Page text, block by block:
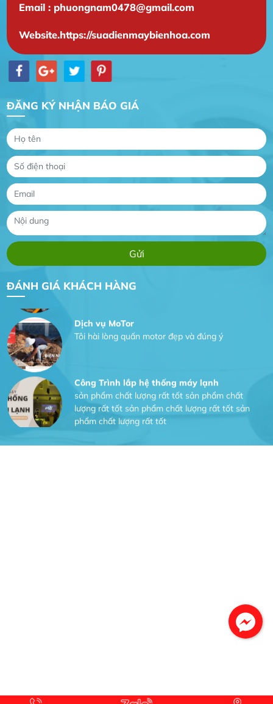
Email : phuongnam0478@gmail.com
Website.https://suadienmaybienhoa.com
ĐĂNG KÝ NHẬN BÁO GIÁ
ĐÁNH GIÁ KHÁCH HÀNG
Gia Đình chúng tôi rất hài lòng dịch vụ tại
vụ
Dịch vụ MoTor
Tôi hài lòng quấn motor đẹp và đúng ý
Công Trình lắp hệ thống máy lạnh
sản phẩm chất lượng rất tốt sản phẩm chất
lượng rất tốt sản phẩm chất lượng rất tốt sản
phẩm chất lượng rất tốt
sản phẩm chất lượng rất tốt sản phẩm chất
lượng rất tốt sản phẩm chất lượng rất tốt sản